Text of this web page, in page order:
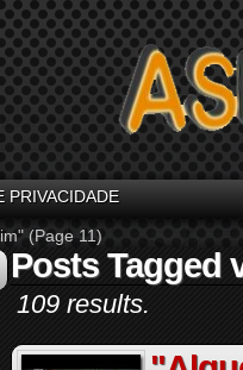
PRIVACIDADE
(Page 11)
Posts Tagged
109 results.